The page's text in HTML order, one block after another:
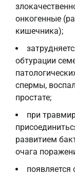
онкогенные
кишечника);
обтурации
спермы,
простате;
при
развитием
очага
появляется